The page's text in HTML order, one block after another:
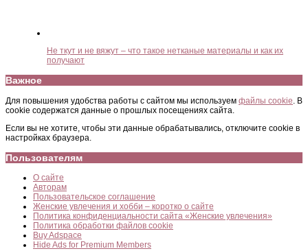
Не ткут и не вяжут – что такое нетканые материалы и как их
получают
Важное
Для повышения удобства работы с сайтом мы используем файлы cookie . В
cookie содержатся данные о прошлых посещениях сайта.
Если вы не хотите, чтобы эти данные обрабатывались, отключите cookie в
настройках браузера.
Пользователям
О сайте
Авторам
Пользовательское соглашение
Женские увлечения и хобби – коротко о сайте
Политика конфиденциальности сайта «Женские увлечения»
Политика обработки файлов cookie
Buy Adspace
Hide Ads for Premium Members